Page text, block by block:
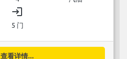
login
5 门
查看详情...